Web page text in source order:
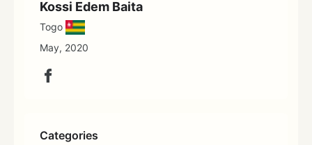
Kossi Edem Baita
Togo
May, 2020
Categories